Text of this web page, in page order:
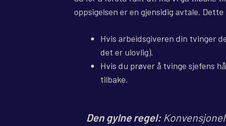
oppsigelsen er en gjensidig avtale.
Hvis arbeidsgiveren din tvinger
det er ulovlig).
Hvis du prøver å tvinge sjefens
tilbake.
Den gylne regel: